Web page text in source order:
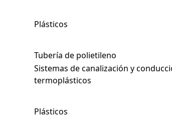
Plásticos
Tubería de polietileno
Sistemas de canalización y
termoplásticos
Plásticos